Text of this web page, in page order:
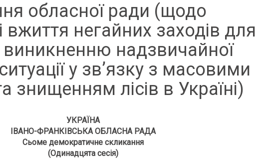
обласної ради (щодо
вжиття негайних заходів для
виникненню надзвичайної
у зв’язку з масовими
знищенням лісів в Україні)
УКРАЇНА
ІВАНО-ФРАНКІВСЬКА ОБЛАСНА РАДА
Сьоме демократичне скликання
(Одинадцята сесія)